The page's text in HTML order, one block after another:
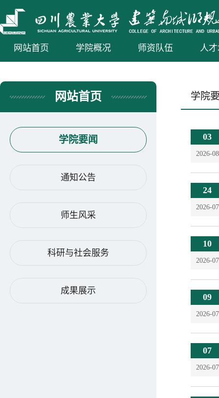
网站首页 学院概况 师资队伍 人
网站首页
学院要闻
通知公告
师生风采
科研与社会服务
成果展示
学院
03
2026-08
24
2026-07
10
2026-07
09
2026-07
07
2026-07